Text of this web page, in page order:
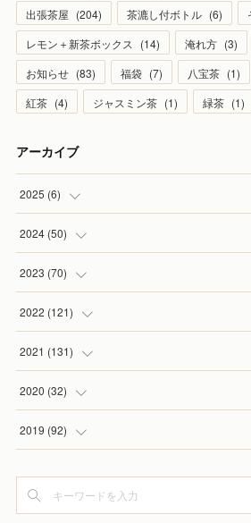
出張茶屋 (204) 茶漉し付ボトル (6)
レモン＋新茶ボックス
(14) 淹れ方 (3)
お知らせ (83) 福袋 (7) 八宝茶 (1)
紅茶 (4) ジャスミン茶 (1) 緑茶 (1)
アーカイブ
2025 (6)
(1
(2
(1)
(1)
2024 (50)
(5
(4)
(5)
(7
(6)
2023 (70)
(4)
(2)
(4
(5
(6)
2022 (121)
(7)
(6
(13
(14)
2021 (131)
(8
(9
(9
2020 (32)
(1
(
2019 (92)
(